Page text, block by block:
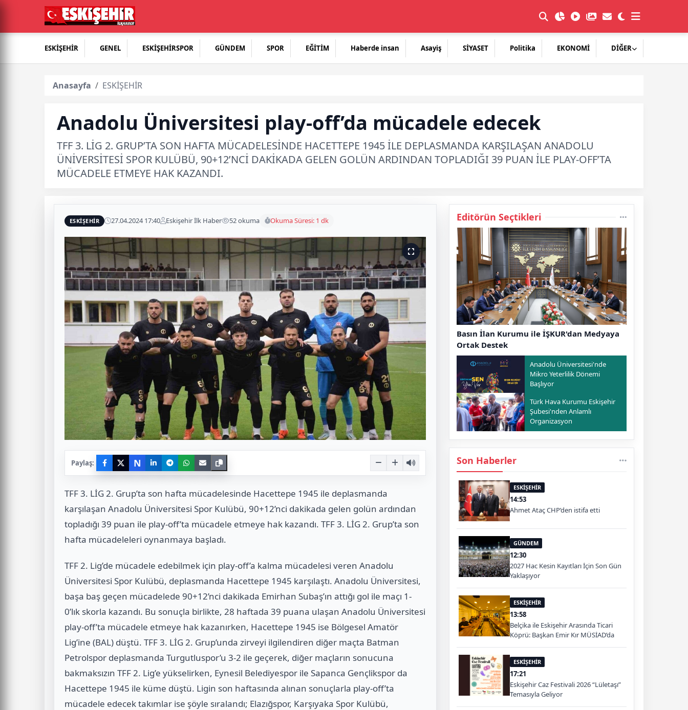
ESKİŞEHİR GENEL ESKİŞEHİRSPOR GÜNDEM SPOR EĞİTİM Haberde insan Asayiş SİYASET Politika EKONOMİ DİĞER
Anasayfa ESKİŞEHİR
Anadolu Üniversitesi play-off’da mücadele edecek
TFF 3. LİG 2. GRUP’TA SON HAFTA MÜCADELESİNDE HACETTEPE 1945 İLE DEPLASMANDA KARŞILAŞAN ANADOLU
ÜNİVERSİTESİ SPOR KULÜBÜ, 90+12’NCİ DAKİKADA GELEN GOLÜN ARDINDAN TOPLADIĞI 39 PUAN İLE PLAY-OFF’TA
MÜCADELE ETMEYE HAK KAZANDI.
ESKİŞEHİR 27.04.2024 17:40 Eskişehir İlk Haber 52 okuma Okuma Süresi: 1 dk
Paylaş: N
TFF 3. LİG 2. Grup’ta son hafta mücadelesinde Hacettepe 1945 ile deplasmanda
karşılaşan Anadolu Üniversitesi Spor Kulübü, 90+12’nci dakikada gelen golün ardından
topladığı 39 puan ile play-off’ta mücadele etmeye hak kazandı. TFF 3. LİG 2. Grup’ta son
hafta mücadeleleri oynanmaya başladı.
TFF 2. Lig’de mücadele edebilmek için play-off’a kalma mücadelesi veren Anadolu
Üniversitesi Spor Kulübü, deplasmanda Hacettepe 1945 karşılaştı. Anadolu Üniversitesi,
başa baş geçen mücadelede 90+12’nci dakikada Emirhan Subaş’ın attığı gol ile maçı 1-
0’lık skorla kazandı. Bu sonuçla birlikte, 28 haftada 39 puana ulaşan Anadolu Üniversitesi
play-off’ta mücadele etmeye hak kazanırken, Hacettepe 1945 ise Bölgesel Amatör
Lig’ine (BAL) düştü. TFF 3. LİG 2. Grup’unda zirveyi ilgilendiren diğer maçta Batman
Petrolspor deplasmanda Turgutluspor’u 3-2 ile geçerek, diğer maçların sonucuna
bakmaksızın TFF 2. Lig’e yükselirken, Eynesil Belediyespor ile Sapanca Gençlikspor da
Hacettepe 1945 ile küme düştü. Ligin son haftasında alınan sonuçlarla play-off’ta
mücadele edecek takımlar ise şöyle sıralandı; Elazığspor, Karşıyaka Spor Kulübü,
Editörün Seçtikleri
Basın İlan Kurumu ile İŞKUR'dan Medyaya
Ortak Destek
Anadolu Üniversitesi'nde
Mikro Yeterlilik Dönemi
Başlıyor
Türk Hava Kurumu Eskişehir
Şubesi'nden Anlamlı
Organizasyon
Son Haberler
ESKİŞEHİR
14:53
Ahmet Ataç CHP’den istifa etti
GÜNDEM
12:30
2027 Hac Kesin Kayıtları İçin Son Gün
Yaklaşıyor
ESKİŞEHİR
13:58
Belçika ile Eskişehir Arasında Ticari
Köprü: Başkan Emir Kır MÜSİAD’da
ESKİŞEHİR
17:21
Eskişehir Caz Festivali 2026 “Lületaşı”
Temasıyla Geliyor